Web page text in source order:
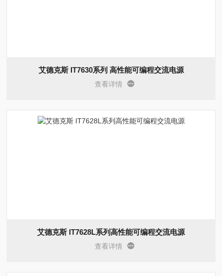
艾德克斯 IT7630系列 高性能可编程交流电源
查看详情
艾德克斯 IT7628L系列高性能可编程交流电源
查看详情